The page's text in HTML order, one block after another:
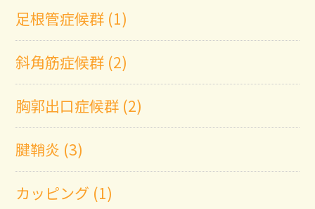
足根管症候群 (1)
斜角筋症候群 (2)
胸郭出口症候群 (2)
腱鞘炎 (3)
カッピング (1)